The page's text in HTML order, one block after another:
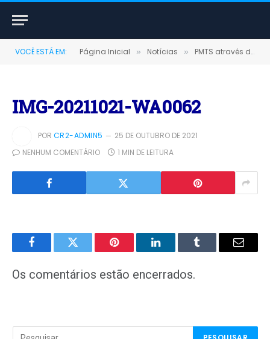
VOCÊ ESTÁ EM: Página Inicial » Notícias » PMTS através do SINE, visita empresas em Porto Trombetas e fortalece parcerias para novos empregos.
IMG-20211021-WA0062
POR CR2-ADMIN5
25 DE OUTUBRO DE 2021
NENHUM COMENTÁRIO
1 MIN DE LEITURA
FacebookTwitter Pinterest LinkedInTumblr
E-
Os comentários estão encerrados.